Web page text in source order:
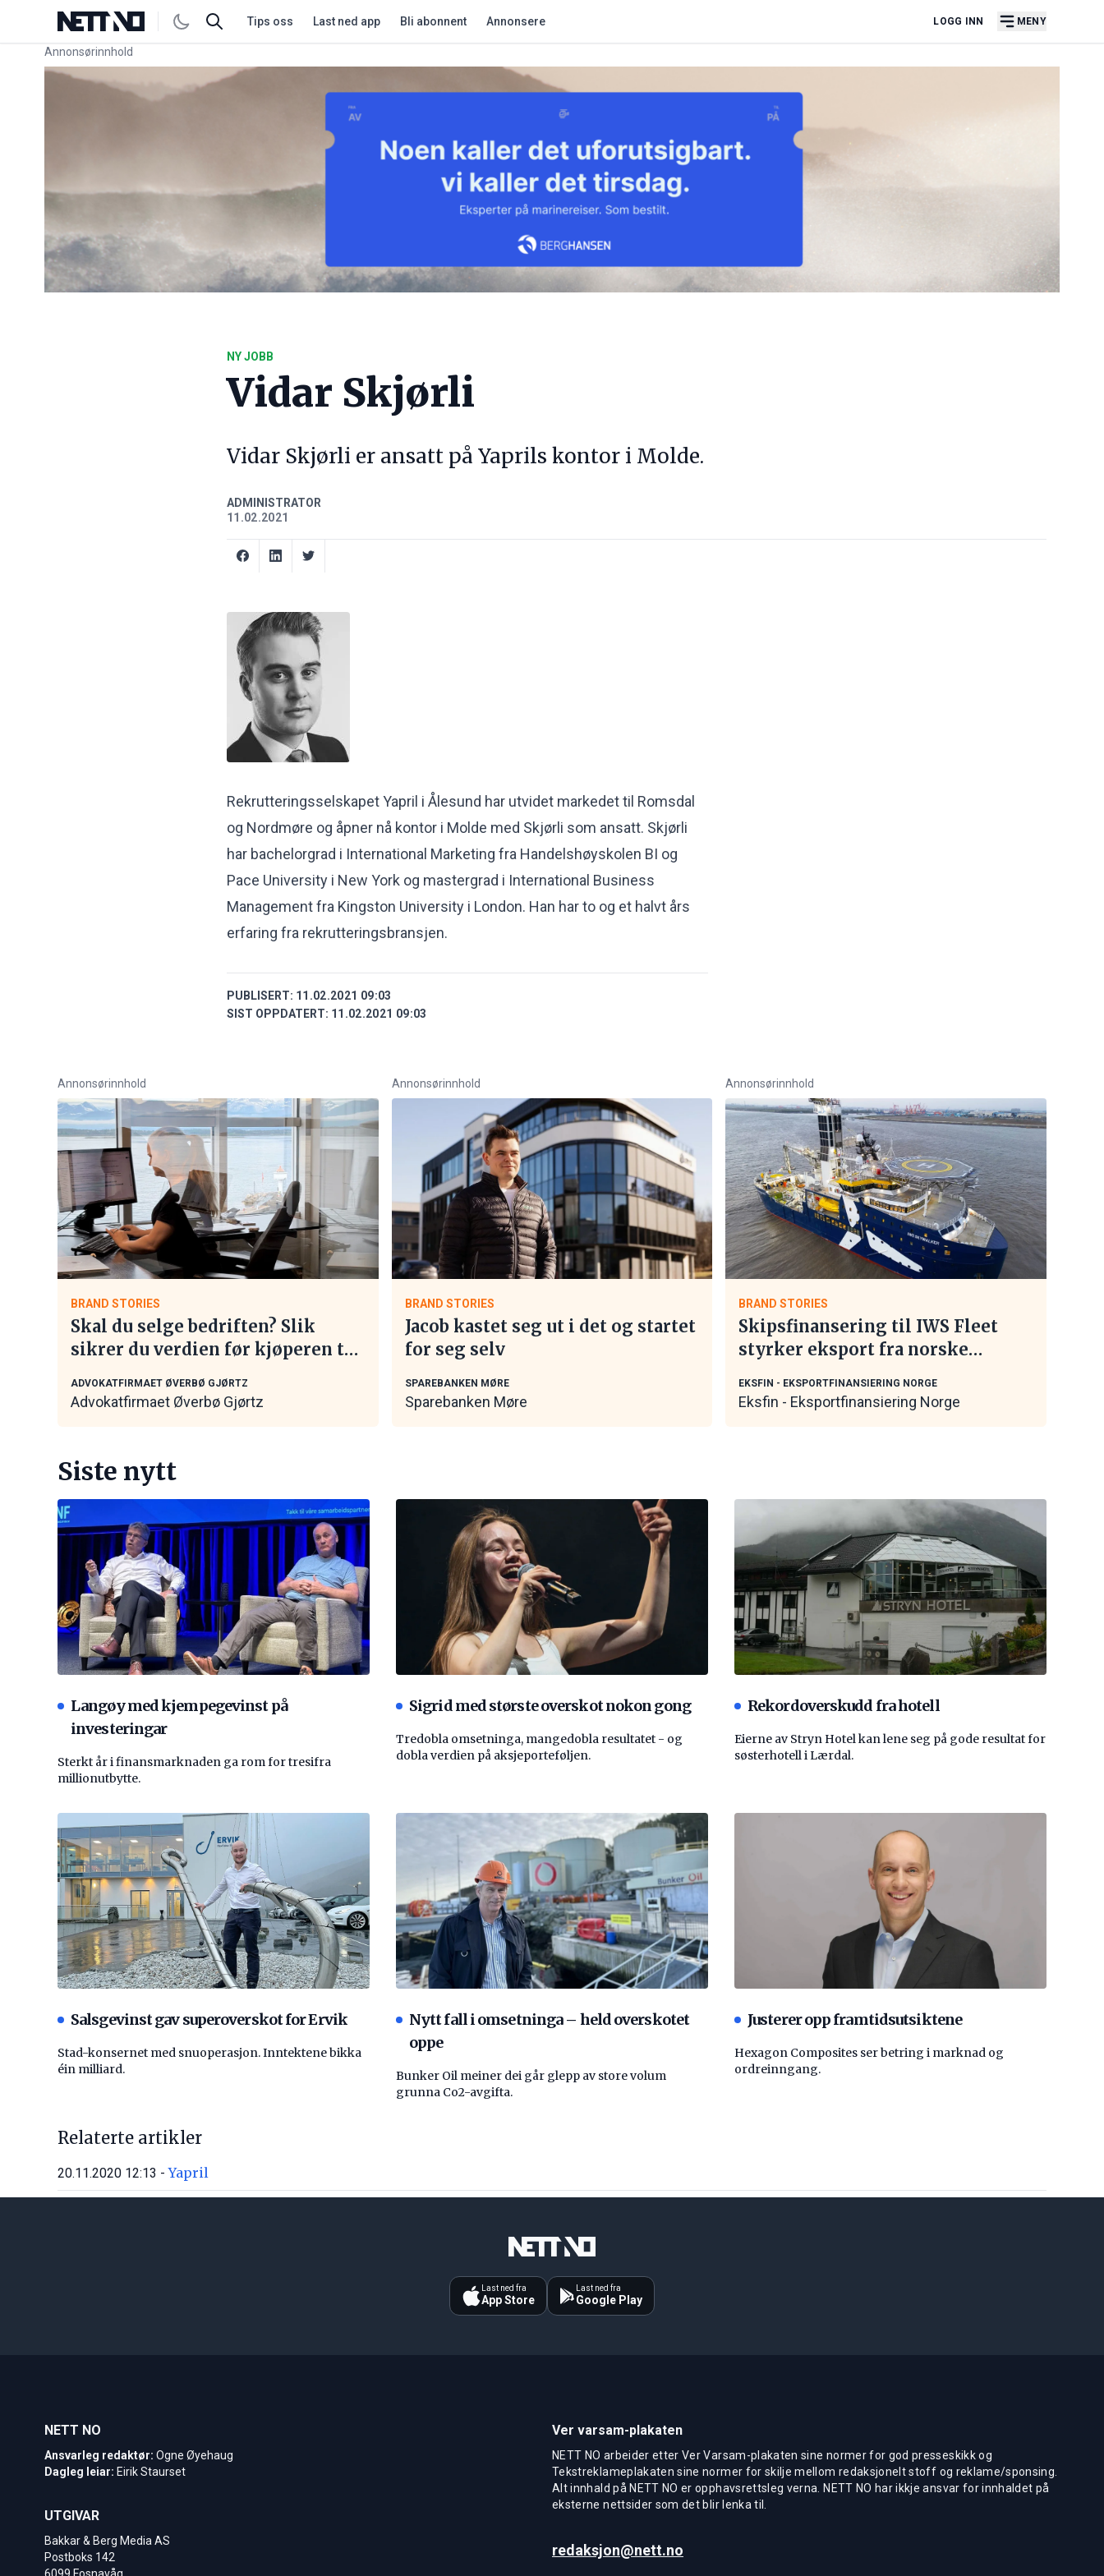
Tips oss Last ned app Bli abonnent Annonsere LOGG INN MENY
Annonsørinnhold
Link for annonse
NY JOBB
Vidar Skjørli
Vidar Skjørli er ansatt på Yaprils kontor i Molde.
ADMINISTRATOR
11.02.2021
Rekrutteringsselskapet Yapril i Ålesund har utvidet markedet til Romsdal
og Nordmøre og åpner nå kontor i Molde med Skjørli som ansatt. Skjørli
har bachelorgrad i International Marketing fra Handelshøyskolen BI og
Pace University i New York og mastergrad i International Business
Management fra Kingston University i London. Han har to og et halvt års
erfaring fra rekrutteringsbransjen.
PUBLISERT: 11.02.2021 09:03
SIST OPPDATERT: 11.02.2021 09:03
Annonsørinnhold
BRAND STORIES
Skal du selge bedriften? Slik
sikrer du verdien før kjøperen tar
ADVOKATFIRMAET ØVERBØ GJØRTZ
Advokatfirmaet Øverbø Gjørtz
Annonsørinnhold
BRAND STORIES
Jacob kastet seg ut i det og startet
for seg selv
SPAREBANKEN MØRE
Sparebanken Møre
Annonsørinnhold
BRAND STORIES
Skipsfinansering til IWS Fleet
styrker eksport fra norske
EKSFIN - EKSPORTFINANSIERING NORGE
Eksfin - Eksportfinansiering Norge
Siste nytt
Langøy med kjempegevinst på
investeringar
Sterkt år i finansmarknaden ga rom for tresifra
millionutbytte.
Sigrid med største overskot nokon gong
Tredobla omsetninga, mangedobla resultatet - og
dobla verdien på aksjeporteføljen.
Rekordoverskudd fra hotell
Eierne av Stryn Hotel kan lene seg på gode resultat for
søsterhotell i Lærdal.
Salsgevinst gav superoverskot for Ervik
Stad-konsernet med snuoperasjon. Inntektene bikka
éin milliard.
Nytt fall i omsetninga – held overskotet
oppe
Bunker Oil meiner dei går glepp av store volum
grunna Co2-avgifta.
Justerer opp framtidsutsiktene
Hexagon Composites ser betring i marknad og
ordreinngang.
Relaterte artikler
20.11.2020 12:13 -Yapril
Last ned fra
App Store
Last ned fra
Google Play
NETT NO
Ansvarleg redaktør: Ogne Øyehaug
Dagleg leiar: Eirik Staurset
UTGIVAR
Bakkar & Berg Media AS
Postboks 142
Ver varsam-plakaten
NETT NO arbeider etter Ver Varsam-plakaten sine normer for god presseskikk og
Tekstreklameplakaten sine normer for skilje mellom redaksjonelt stoff og reklame/sponsing.
Alt innhald på NETT NO er opphavsrettsleg verna. NETT NO har ikkje ansvar for innhaldet på
eksterne nettsider som det blir lenka til.
redaksjon@nett.no